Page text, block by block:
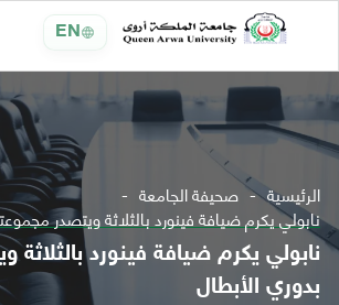
EN
الرئيسية صحيفة الجامعة
نابولي يكرم ضيافة فينورد بالثلاثة ويتصدر
نابولي يكرم ضيافة فينورد
بدوري الأبطال